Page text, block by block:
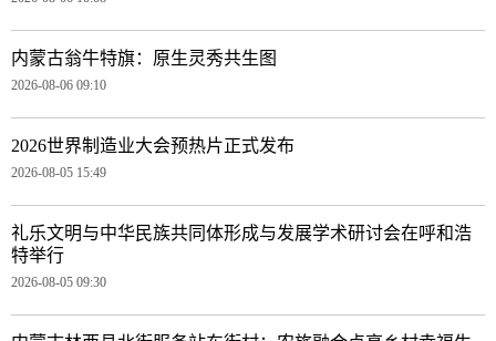
内蒙古翁牛特旗：原生灵秀共生图
2026-08-06 09:10
2026世界制造业大会预热片正式发布
2026-08-05 15:49
礼乐文明与中华民族共同体形成与发展学术研讨会在呼和浩
特举行
2026-08-05 09:30